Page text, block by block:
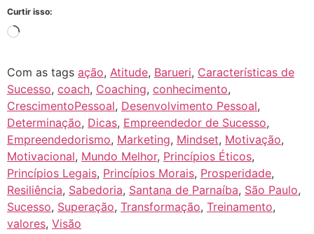
Curtir isso:
Com as tags ação, Atitude, Barueri, Características de
Sucesso, coach, Coaching, conhecimento,
CrescimentoPessoal, Desenvolvimento Pessoal,
Determinação, Dicas, Empreendedor de Sucesso,
Empreendedorismo, Marketing, Mindset, Motivação,
Motivacional, Mundo Melhor, Princípios Éticos,
Princípios Legais, Princípios Morais, Prosperidade,
Resiliência, Sabedoria, Santana de Parnaíba, São Paulo,
Sucesso, Superação, Transformação, Treinamento,
valores, Visão